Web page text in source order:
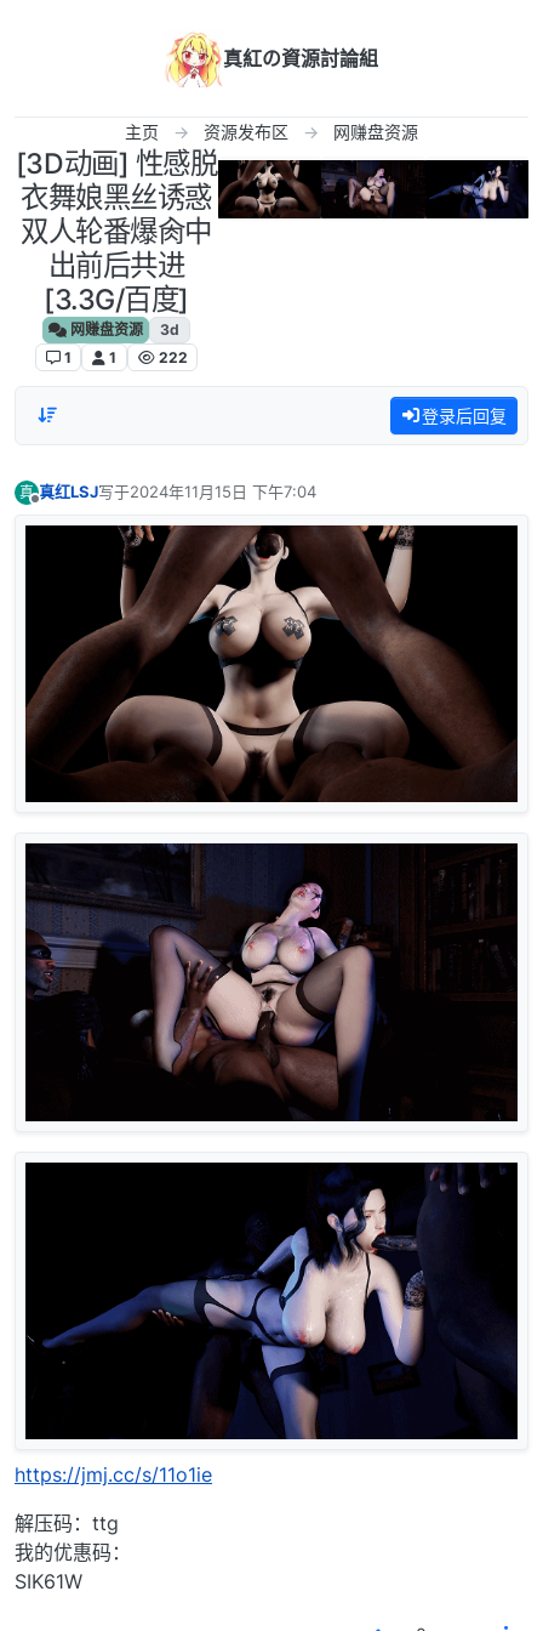
真紅の資源討論組
主页 资源发布区 网赚盘资源
[3D动画] 性感脱
衣舞娘黑丝诱惑
双人轮番爆肏中
出前后共进
[3.3G/百度]
网赚盘资源
3d
1
1 222
登录后回复
真 真红LSJ写于2024年11月15日 下午7:04
最后由 编辑
https://jmj.cc/s/11o1ie
解压码：ttg
我的优惠码：
SIK61W